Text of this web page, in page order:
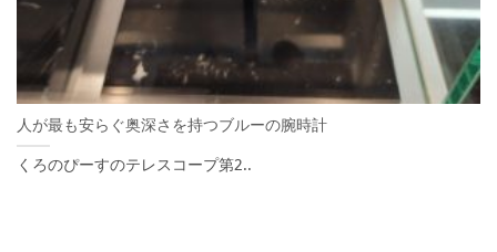
人が最も安らぐ奥深さを持つブルーの腕時計
くろのぴーすのテレスコープ第2..